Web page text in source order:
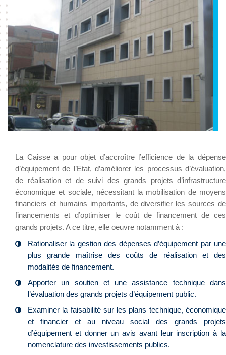
La Caisse a pour objet d’accroître l’efficience de la dépense
d’équipement de l’Etat, d’améliorer les processus d’évaluation,
de réalisation et de suivi des grands projets d’infrastructure
économique et sociale, nécessitant la mobilisation de moyens
financiers et humains importants, de diversifier les sources de
financements et d’optimiser le coût de financement de ces
grands projets. A ce titre, elle oeuvre notamment à :
Rationaliser la gestion des dépenses d’équipement par une
plus grande maîtrise des coûts de réalisation et des
modalités de financement.
Apporter un soutien et une assistance technique dans
l’évaluation des grands projets d’équipement public.
Examiner la faisabilité sur les plans technique, économique
et financier et au niveau social des grands projets
d’équipement et donner un avis avant leur inscription à la
nomenclature des investissements publics.